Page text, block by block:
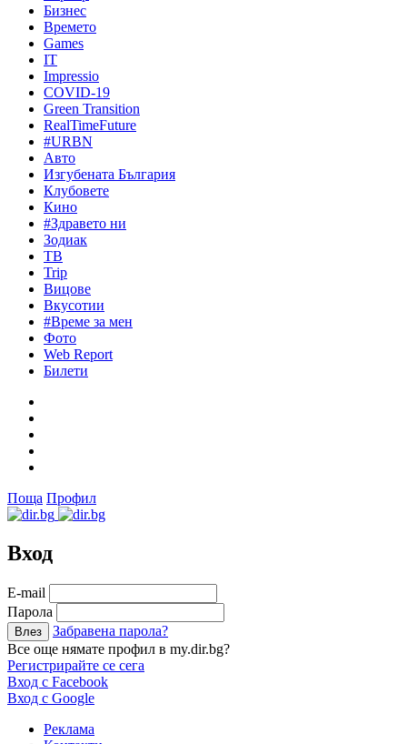
Бизнес
Времето
Games
IT
Impressio
COVID-19
Green Transition
RealTimeFuture
#URBN
Авто
Изгубената България
Клубовете
Кино
#Здравето ни
Зодиак
ТВ
Trip
Вицове
Вкусотии
#Време за мен
Фото
Web Report
Билети
Поща Профил
Вход
Е-mail
Парола
Забравена парола?
Все още нямате профил в my.dir.bg?
Регистрирайте се сега
Вход с Facebook
Вход с Google
Реклама